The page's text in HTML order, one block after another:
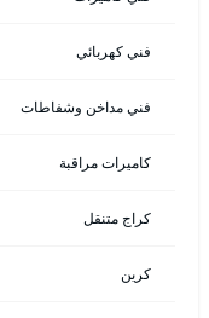
فني كهربائي
فني مداخن وشفاطات
كاميرات مراقبة
كراج متنقل
كرين